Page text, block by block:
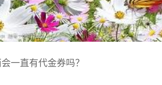
一直有代金券吗？